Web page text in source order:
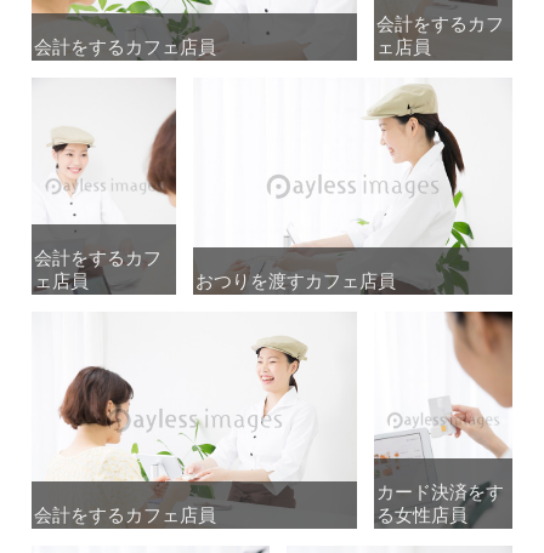
会計をするカフェ店員
会計をするカフェ店員
会計をするカフ
ェ店員
会計をするカフ
ェ店員
会計をするカフ
ェ店員
会計をするカフ
ェ店員
おつりを渡すカフェ店員
おつりを渡すカフェ店員
会計をするカフェ店員
会計をするカフェ店員
カード決済をす
る女性店員
カード決済をす
る女性店員